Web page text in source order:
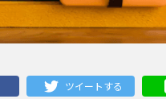
ツイートする